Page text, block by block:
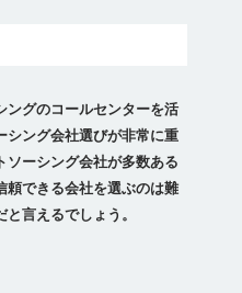
ングのコールセンターを活
シング会社選びが非常に重
ソーシング会社が多数ある
頼できる会社を選ぶのは難
言えるでしょう。